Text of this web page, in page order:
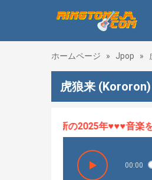
ホームページ » Jpop »
虎狼来
、最新の2025年♥♥♥音楽を聴
00:00